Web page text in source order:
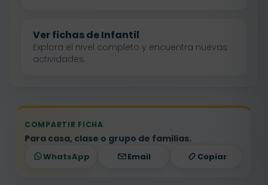
Ver fichas de Infantil
Explora el nivel completo y encuentra nuevas
actividades.
COMPARTIR FICHA
Para casa, clase o grupo de familias.
WhatsApp Email Copiar